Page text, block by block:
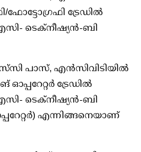
ഫോട്ടോഗ്രഫി ട്രേഡില്‍
ടെക്നീഷ്യന്‍-ബി
പാസ്, എന്‍സിവിടിയില്‍
ഓപ്പറേറ്റര്‍ ട്രേഡില്‍
ടെക്നീഷ്യന്‍-ബി
എന്നിങ്ങനെയാണ്